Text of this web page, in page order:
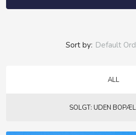
ALL
SOLGT: UDEN
Sort by: Default